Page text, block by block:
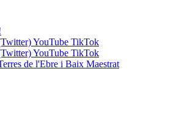
YouTube TikTok
YouTube TikTok